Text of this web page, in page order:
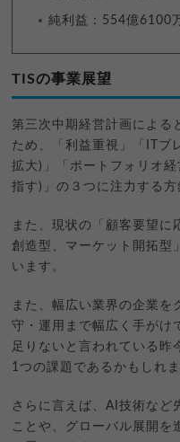
純利益：554億6100
TISの事業展望
第三次中期経営計画による
ため、「利益重視」「ITブ
拡大)」「ポートフォリオ
指す)」の３つに注力する方
また、現状の「顧客要望に
創造型、マーケット開拓型
います。
また、幅広い業界の企業を
守・運用まで幅広く手がけ
足りないと言われている昨
1つの課題であるかもしれま
さらに言えば、AI技術など
ことや、グローバル展開を